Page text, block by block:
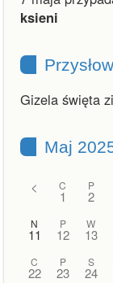
ksieni
Gizela święta
Maj
< C
1
P
2
N
11
P
12
W
13
C
22
P
23
S
24